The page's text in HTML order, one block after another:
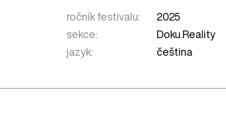
ročník festivalu:
2025
sekce:
Doku.Reality
jazyk:
čeština